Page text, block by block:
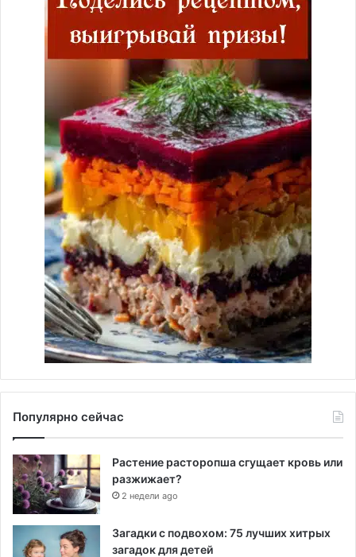
Популярно сейчас
Растение расторопша сгущает кровь или
разжижает?
2 недели ago
Загадки с подвохом: 75 лучших хитрых
загадок для детей